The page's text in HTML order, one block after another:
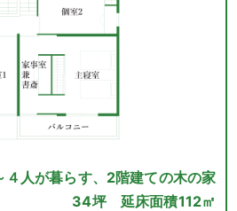
４人が暮らす、2階建ての木の家
34坪 延床面積112㎡